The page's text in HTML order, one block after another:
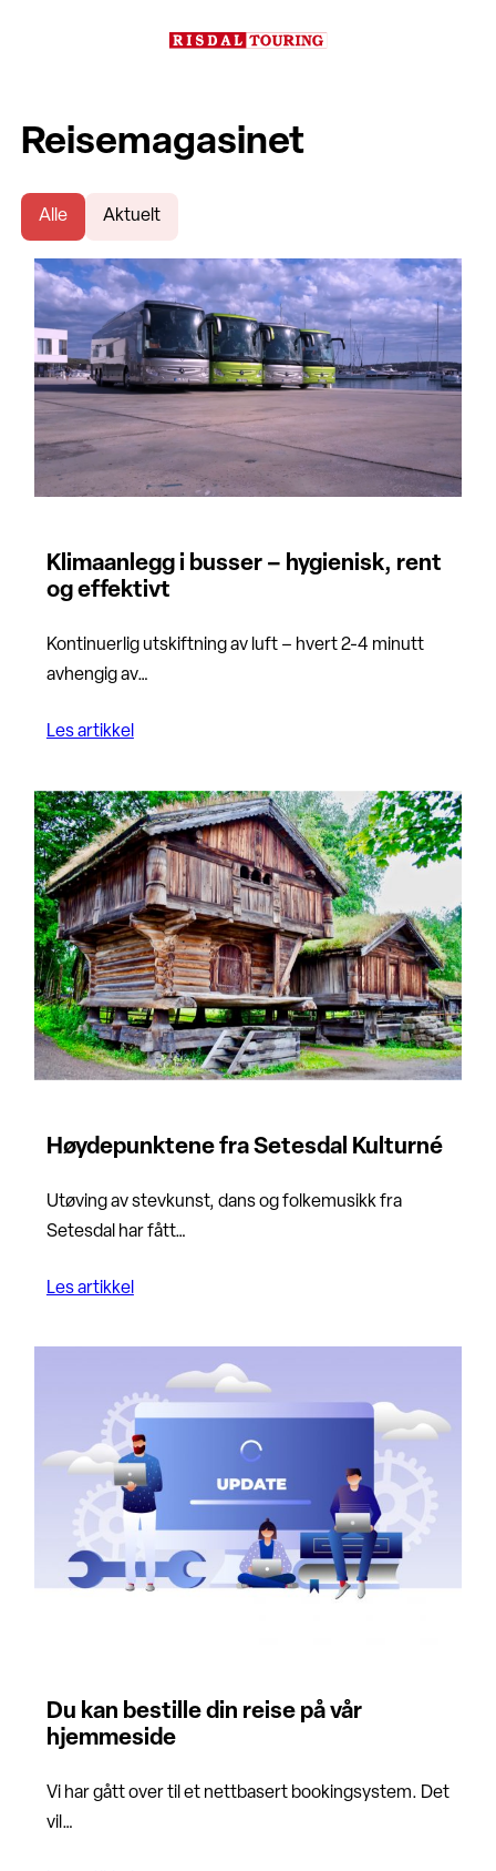
Reisemagasinet
Alle Aktuelt
Klimaanlegg i busser – hygienisk, rent
og effektivt
Kontinuerlig utskiftning av luft – hvert 2-4 minutt
avhengig av…
Les artikkel
Høydepunktene fra Setesdal Kulturné
Utøving av stevkunst, dans og folkemusikk fra
Setesdal har fått…
Les artikkel
Du kan bestille din reise på vår
hjemmeside
Vi har gått over til et nettbasert bookingsystem. Det
vil…